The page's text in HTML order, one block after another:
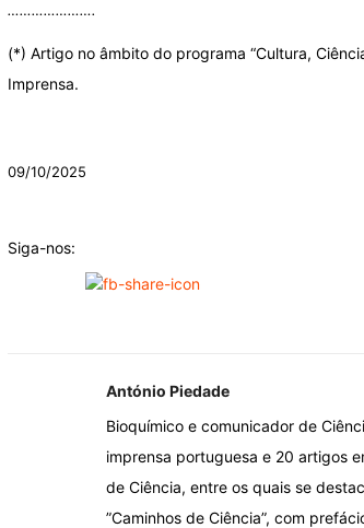
………………….
(*) Artigo no âmbito do programa “Cultura,
Imprensa.
09/10/2025
Siga-nos:
António Piedade
Bioquímico e comunicador de
imprensa portuguesa e 20 artigos
de Ciência, entre os quais se
”Caminhos de Ciência”, com